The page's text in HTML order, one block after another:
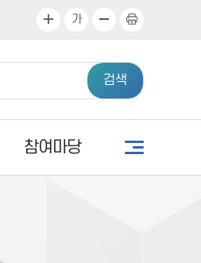
가
검색
참여마당